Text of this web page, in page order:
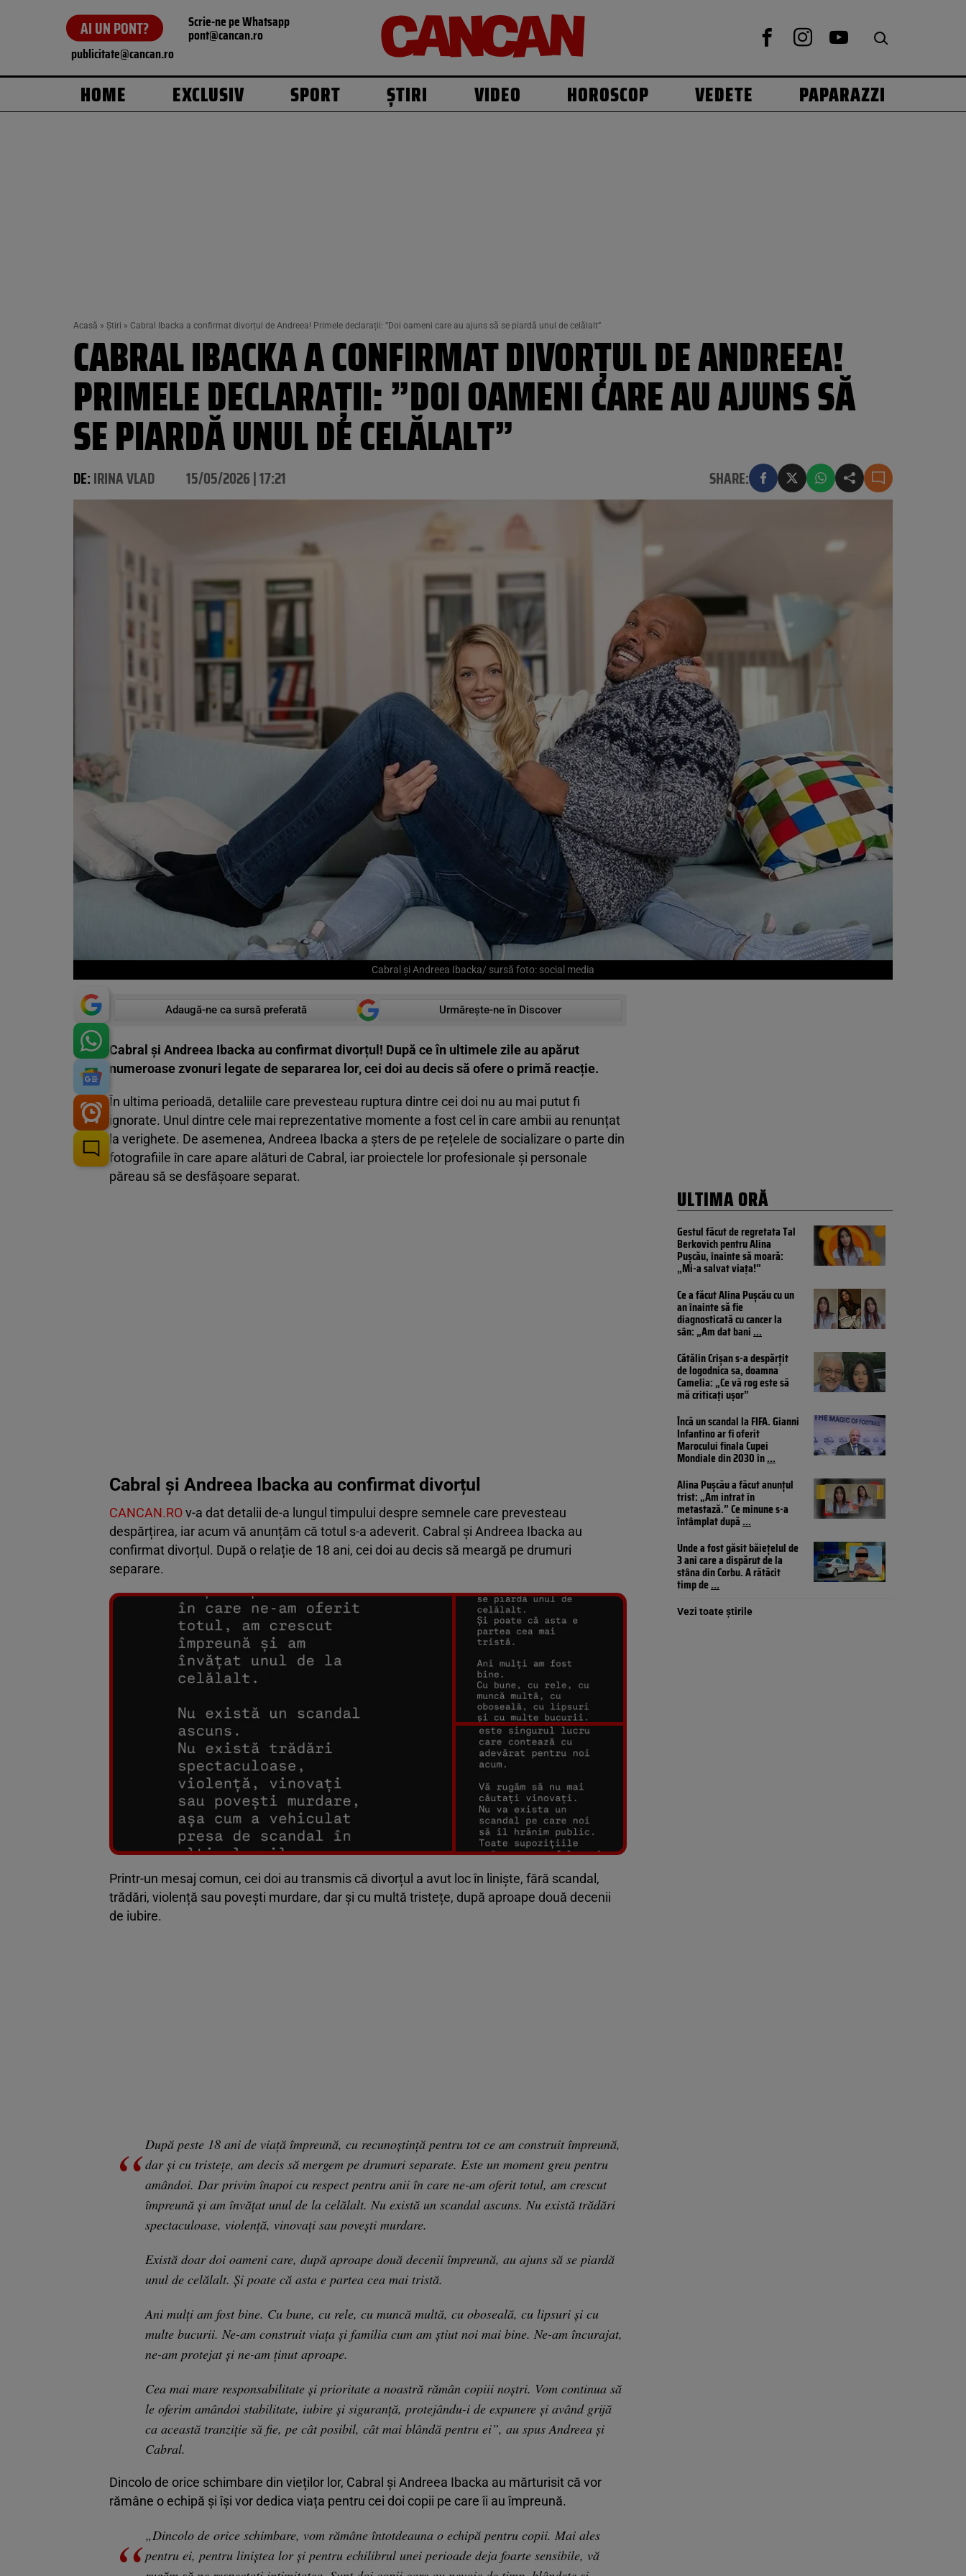
AI UN PONT? Scrie-ne pe Whatsapp
pont@cancan.ro
publicitate@cancan.ro
HOME EXCLUSIV SPORT ȘTIRI VIDEO HOROSCOP VEDETE PAPARAZZI
Acasă » Știri » Cabral Ibacka a confirmat divorțul de Andreea! Primele declarații: ”Doi oameni care au ajuns să se piardă unul de celălalt”
CABRAL IBACKA A CONFIRMAT DIVORȚUL DE ANDREEA!
PRIMELE DECLARAȚII: ”DOI OAMENI CARE AU AJUNS SĂ
SE PIARDĂ UNUL DE CELĂLALT”
DE:IRINA VLAD 15/05/2026 | 17:21 SHARE:
Cabral și Andreea Ibacka/ sursă foto: social media
Adaugă-ne ca sursă preferată Urmărește-ne în Discover
Cabral și Andreea Ibacka au confirmat divorțul! După ce în ultimele zile au apărut
numeroase zvonuri legate de separarea lor, cei doi au decis să ofere o primă reacție.
În ultima perioadă, detaliile care prevesteau ruptura dintre cei doi nu au mai putut fi
ignorate. Unul dintre cele mai reprezentative momente a fost cel în care ambii au renunțat
la verighete. De asemenea, Andreea Ibacka a șters de pe rețelele de socializare o parte din
fotografiile în care apare alături de Cabral, iar proiectele lor profesionale și personale
păreau să se desfășoare separat.
Cabral și Andreea Ibacka au confirmat divorțul
CANCAN.ROv-a dat detalii de-a lungul timpului despre semnele care prevesteau
despărțirea, iar acum vă anunțăm că totul s-a adeverit. Cabral și Andreea Ibacka au
confirmat divorțul. După o relație de 18 ani, cei doi au decis să meargă pe drumuri
separare.
Vezi galeria foto
5 poze
Printr-un mesaj comun, cei doi au transmis că divorțul a avut loc în liniște, fără scandal,
trădări, violență sau povești murdare, dar și cu multă tristețe, după aproape două decenii
de iubire.
După peste 18 ani de viață împreună, cu recunoștință pentru tot ce am construit împreună,
dar și cu tristețe, am decis să mergem pe drumuri separate. Este un moment greu pentru
amândoi. Dar privim înapoi cu respect pentru anii în care ne-am oferit totul, am crescut
împreună și am învățat unul de la celălalt. Nu există un scandal ascuns. Nu există trădări
spectaculoase, violență, vinovați sau povești murdare.
Există doar doi oameni care, după aproape două decenii împreună, au ajuns să se piardă
unul de celălalt. Și poate că asta e partea cea mai tristă.
Ani mulți am fost bine. Cu bune, cu rele, cu muncă multă, cu oboseală, cu lipsuri și cu
multe bucurii. Ne-am construit viața și familia cum am știut noi mai bine. Ne-am încurajat,
ne-am protejat și ne-am ținut aproape.
Cea mai mare responsabilitate și prioritate a noastră rămân copiii noștri. Vom continua să
le oferim amândoi stabilitate, iubire și siguranță, protejându-i de expunere și având grijă
ca această tranziție să fie, pe cât posibil, cât mai blândă pentru ei”, au spus Andreea și
Cabral.
Dincolo de orice schimbare din vieților lor, Cabral și Andreea Ibacka au mărturisit că vor
rămâne o echipă și își vor dedica viața pentru cei doi copii pe care îi au împreună.
„Dincolo de orice schimbare, vom rămâne întotdeauna o echipă pentru copii. Mai ales
pentru ei, pentru liniștea lor și pentru echilibrul unei perioade deja foarte sensibile, vă
ULTIMA ORĂ
Gestul făcut de regretata Tal
Berkovich pentru Alina
Pușcău, înainte să moară:
„Mi-a salvat viața!”
Ce a făcut Alina Pușcău cu un
an înainte să fie
diagnosticată cu cancer la
sân: „Am dat bani...
Cătălin Crișan s-a despărțit
de logodnica sa, doamna
Camelia: „Ce vă rog este să
mă criticați ușor”
Încă un scandal la FIFA. Gianni
Infantino ar fi oferit
Marocului finala Cupei
Mondiale din 2030 în...
Alina Pușcău a făcut anunțul
trist: „Am intrat în
metastază.” Ce minune s-a
întâmplat după...
Unde a fost găsit băiețelul de
3 ani care a dispărut de la
stâna din Corbu. A rătăcit
timp de...
Vezi toate știrile